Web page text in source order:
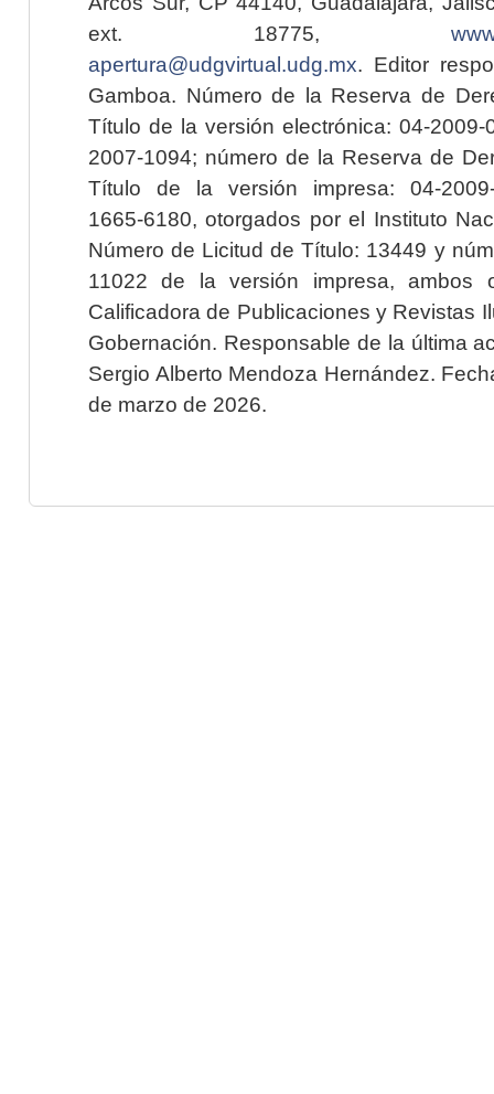
ext. 18775,
apertura@udgvirtual.udg.mx. Editor
Gamboa. Número de la Reserva de
Título de la versión electrónica: 04-2009-
2007-1094; número de la Reserva de
Título de la versión impresa: 04-2009-
1665-6180, otorgados por el Instituto
Número de Licitud de Título: 13449 y
11022 de la versión impresa, ambos
Calificadora de Publicaciones y Revistas
Gobernación. Responsable de la última
Sergio Alberto Mendoza Hernández.
de marzo de 2026.